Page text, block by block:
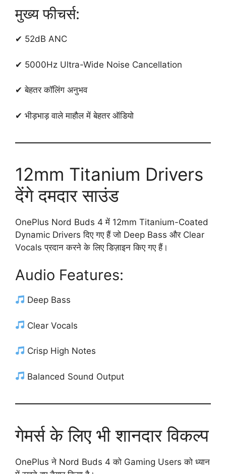
मुख्य फीचर्स:
✔ 52dB ANC
✔ 5000Hz Ultra-Wide Noise Cancellation
✔ बेहतर कॉलिंग अनुभव
✔ भीड़भाड़ वाले माहौल में बेहतर ऑडियो
12mm Titanium Drivers
देंगे दमदार साउंड
OnePlus Nord Buds 4 में 12mm Titanium-Coated
Dynamic Drivers दिए गए हैं जो Deep Bass और Clear
Vocals प्रदान करने के लिए डिज़ाइन किए गए हैं।
Audio Features:
Deep Bass
Clear Vocals
Crisp High Notes
Balanced Sound Output
गेमर्स के लिए भी शानदार विकल्प
OnePlus ने Nord Buds 4 को Gaming Users को ध्यान